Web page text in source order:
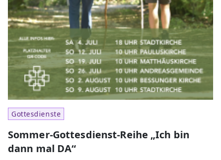
Gottesdienste
Sommer-Gottesdienst-Reihe „Ich bin
dann mal DA“